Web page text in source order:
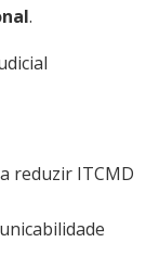
.
reduzir ITCMD